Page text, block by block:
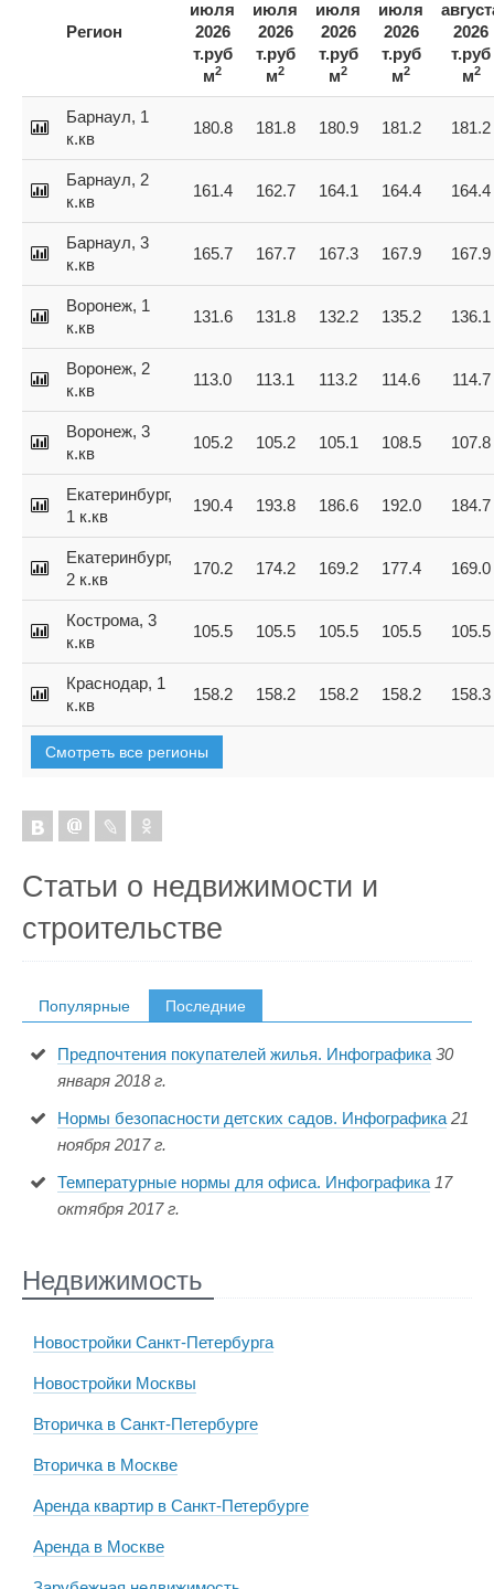
Регион
июля
2026
т.руб
м2
июля
2026
т.руб
м2
июля
2026
т.руб
м2
июля
2026
т.руб
м2
2026
т.руб
м2
Барнаул, 1
к.кв
180.8 181.8 180.9 181.2 181.2
Барнаул, 2
к.кв
161.4 162.7 164.1 164.4 164.4
Барнаул, 3
к.кв
165.7 167.7 167.3 167.9 167.9
Воронеж, 1
к.кв
131.6 131.8 132.2 135.2 136.1
Воронеж, 2
к.кв
113.0 113.1 113.2 114.6 114.7
Воронеж, 3
к.кв
105.2 105.2 105.1 108.5 107.8
Екатеринбург,
1 к.кв
190.4 193.8 186.6 192.0 184.7
Екатеринбург,
2 к.кв
170.2 174.2 169.2 177.4 169.0
Кострома, 3
к.кв
105.5 105.5 105.5 105.5 105.5
Краснодар, 1
к.кв
158.2 158.2 158.2 158.2 158.3
Смотреть все регионы
Статьи о недвижимости и
строительстве
Популярные Последние
Предпочтения покупателей жилья. Инфографика 30
января 2018 г.
Нормы безопасности детских садов. Инфографика 21
ноября 2017 г.
Температурные нормы для офиса. Инфографика 17
октября 2017 г.
Недвижимость
Новостройки Санкт-Петербурга
Новостройки Москвы
Вторичка в Санкт-Петербурге
Вторичка в Москве
Аренда квартир в Санкт-Петербурге
Аренда в Москве